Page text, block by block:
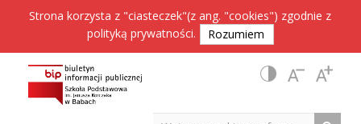
Strona korzysta z "ciasteczek"(z ang. "cookies") zgodnie z
polityką prywatności. Rozumiem